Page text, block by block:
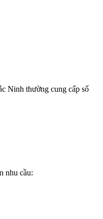
Ninh thường cung cấp số
nhu cầu: